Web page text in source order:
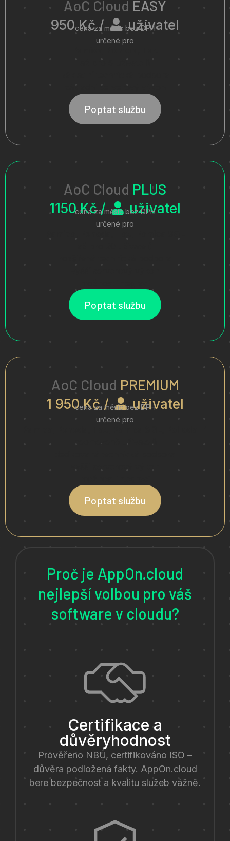
AoC Cloud EASY
950 Kč / uživatel
cena za měsíc bez DPH
určené pro
Poptat službu
AoC Cloud PLUS
1150 Kč / uživatel
cena za měsíc bez DPH
určené pro
Poptat službu
AoC Cloud PREMIUM
1 950 Kč / uživatel
cena za měsíc bez DPH
určené pro
Poptat službu
Proč je AppOn.cloud
nejlepší volbou pro váš
software v cloudu?
Certifikace a
důvěryhodnost
Prověřeno NBÚ, certifikováno ISO –
důvěra podložená fakty. AppOn.cloud
bere bezpečnost a kvalitu služeb vážně.